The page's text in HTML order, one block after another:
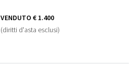
VENDUTO € 1.400
(diritti d'asta esclusi)